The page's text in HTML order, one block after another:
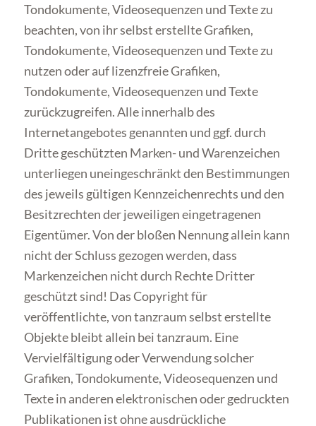
Tondokumente, Videosequenzen und Texte zu
beachten, von ihr selbst erstellte Grafiken,
Tondokumente, Videosequenzen und Texte zu
nutzen oder auf lizenzfreie Grafiken,
Tondokumente, Videosequenzen und Texte
zurückzugreifen. Alle innerhalb des
Internetangebotes genannten und ggf. durch
Dritte geschützten Marken- und Warenzeichen
unterliegen uneingeschränkt den Bestimmungen
des jeweils gültigen Kennzeichenrechts und den
Besitzrechten der jeweiligen eingetragenen
Eigentümer. Von der bloßen Nennung allein kann
nicht der Schluss gezogen werden, dass
Markenzeichen nicht durch Rechte Dritter
geschützt sind! Das Copyright für
veröffentlichte, von tanzraum selbst erstellte
Objekte bleibt allein bei tanzraum. Eine
Vervielfältigung oder Verwendung solcher
Grafiken, Tondokumente, Videosequenzen und
Texte in anderen elektronischen oder gedruckten
Publikationen ist ohne ausdrückliche